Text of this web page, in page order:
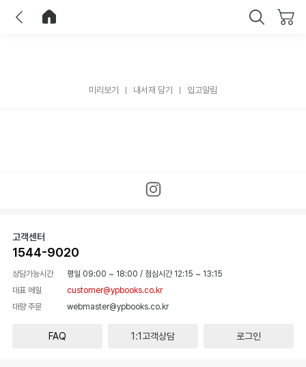
미리보기 내서재 담기 입고알림
고객센터
1544-9020
상담가능시간 평일 09:00 ~ 18:00 / 점심시간 12:15 ~ 13:15
대표 메일
customer@ypbooks.co.kr
대량 주문
webmaster@ypbooks.co.kr
FAQ 1:1고객상담 로그인